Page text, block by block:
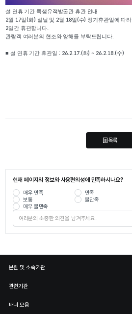
설 연휴 기간 쪽샘유적발굴관 휴관 안내
2월 17일(화) 설날 및 2월 18일(수) 정기휴관일에 따라
2일간 휴관합니다
관람객 여러분의 협조와 양해를 부탁드립니다.
■ 설 연휴 기간 휴관일 : 26.2.17.(화) ~ 26.2.18.(수)
목록
현재 페이지의 정보와 사용편의성에 만족하시나요?
매우 만족
만족
보통
불만족
매우 불만족
본원 및 소속기관
관련기관
배너 모음